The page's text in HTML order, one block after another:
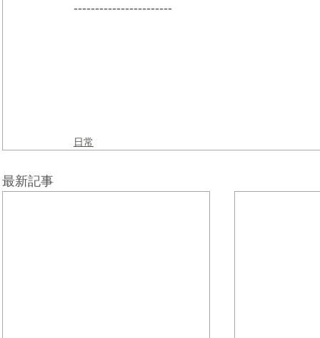
-----------------------
日常
最新記事